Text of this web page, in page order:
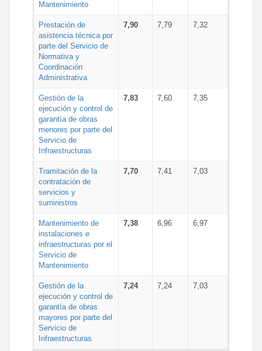
Mantenimiento
Prestación de
asistencia técnica por
parte del Servicio de
Normativa y
Coordinación
Administrativa
7,90 7,79 7,32
Gestión de la
ejecución y control de
garantía de obras
menores por parte del
Servicio de
Infraestructuras
7,83 7,60 7,35
Tramitación de la
contratación de
servicios y
suministros
7,70 7,41 7,03
Mantenimiento de
instalaciones e
infraestructuras por el
Servicio de
Mantenimiento
7,38 6,96 6,97
Gestión de la
ejecución y control de
garantía de obras
mayores por parte del
Servicio de
Infraestructuras
7,24 7,24 7,03